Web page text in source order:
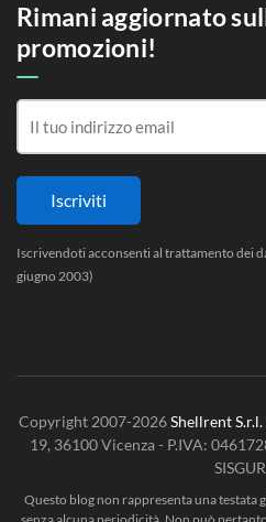
Rimani aggiornato
promozioni!
Iscrivendoti acconsenti al trattamento dei
giugno 2003)
Copyright 2007-2026Shellrent
19, 36100 Vicenza - P.IVA:
Questo blog non rappresenta una testata